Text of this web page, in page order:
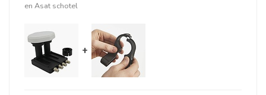
en Asat schotel
+